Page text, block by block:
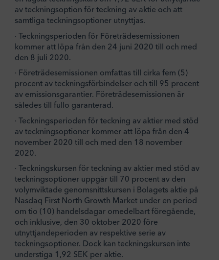
av teckningsoption för teckning av aktie och att
samtliga teckningsoptioner utnyttjas.
· Teckningsperioden för Företrädesemissionen
kommer att löpa från den 24 juni 2020 till och med
den 8 juli 2020.
· Företrädesemissionen omfattas till cirka fem (5)
procent av teckningsförbindelser och till 95 procent
av emissionsgarantier. Företrädesemissionen är
således till fullo garanterad.
· Teckningsperioden för teckning av aktier med stöd
av teckningsoptioner kommer att löpa från den 4
november 2020 till och med den 18 november
2020.
· Teckningskursen för teckning av aktier med stöd av
teckningsoptioner uppgår till 70 procent av den
volymviktade genomsnittskursen i Bolagets aktie på
Nasdaq First North Growth Market under en period
om tio (10) handelsdagar omedelbart föregående,
och inklusive, den 30 oktober 2020 före
utnyttjandeperioden av respektive serie av
teckningsoptioner. Dock kan teckningskursen inte
understiga 1,92 SEK per aktie.